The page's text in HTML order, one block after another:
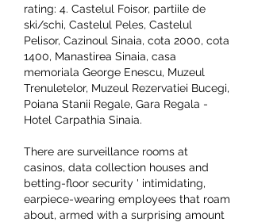
rating: 4. Castelul Foisor, partiile de
ski/schi, Castelul Peles, Castelul
Pelisor, Cazinoul Sinaia, cota 2000, cota
1400, Manastirea Sinaia, casa
memoriala George Enescu, Muzeul
Trenuletelor, Muzeul Rezervatiei Bucegi,
Poiana Stanii Regale, Gara Regala -
Hotel Carpathia Sinaia.
There are surveillance rooms at
casinos, data collection houses and
betting-floor security ' intimidating,
earpiece-wearing employees that roam
about, armed with a surprising amount